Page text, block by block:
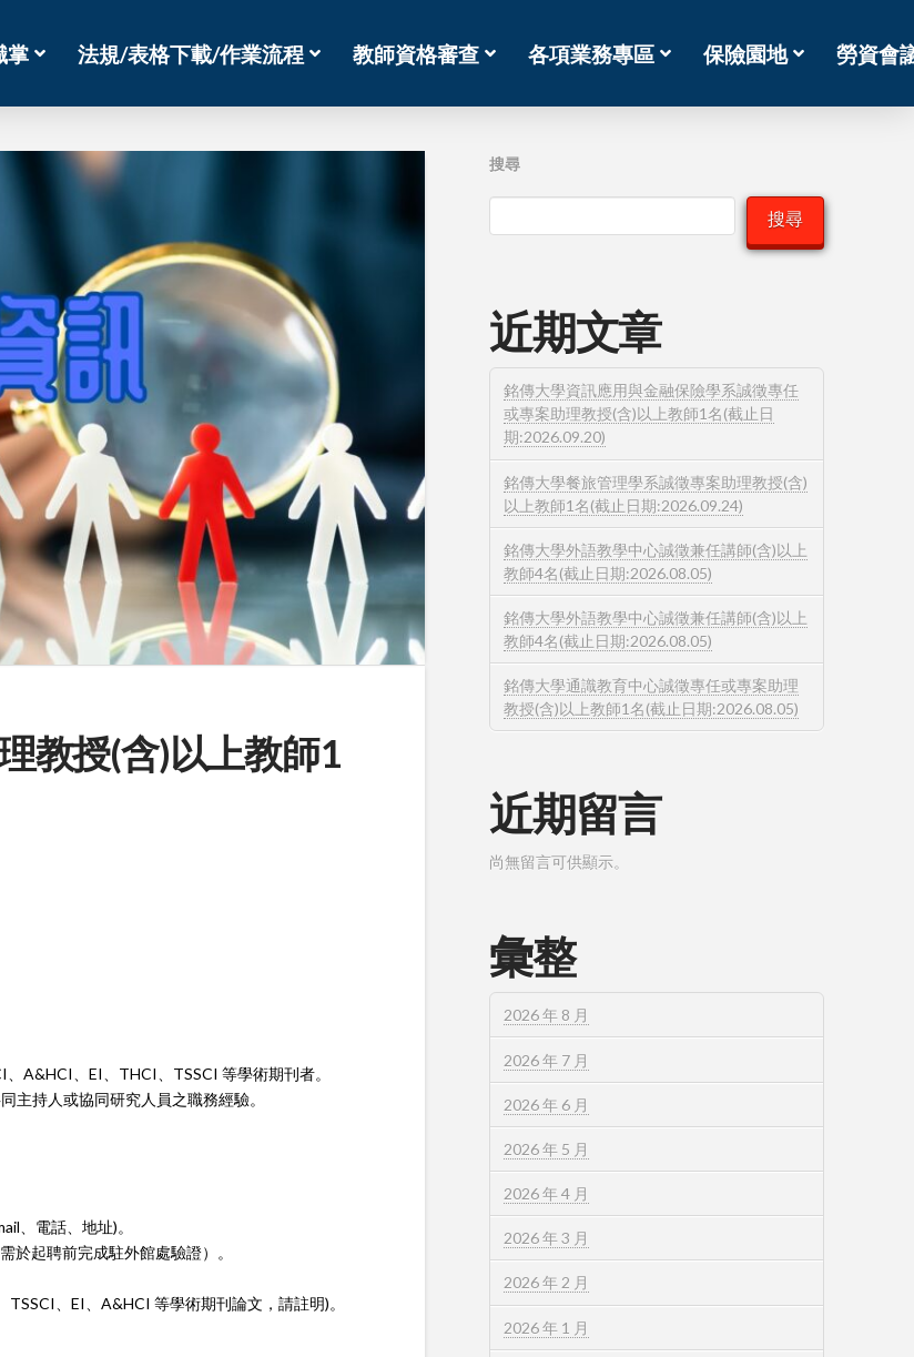
掌 法規/表格下載/作業流程 教師資格審查 各項業務專區 保險園地 勞資會
教授(含)以上教師1
A&HCI、EI、THCI、TSSCI 等學術期刊者。
主持人或協同研究人員之職務經驗。
、電話、地址)。
於起聘前完成駐外館處驗證）。
TSSCI、EI、A&HCI 等學術期刊論文，請註明)。
搜尋
搜尋
近期文章
銘傳大學資訊應用與金融保險學系誠徵專任
或專案助理教授(含)以上教師1名(截止日
期:2026.09.20)
銘傳大學餐旅管理學系誠徵專案助理教授(含)
以上教師1名(截止日期:2026.09.24)
銘傳大學外語教學中心誠徵兼任講師(含)以上
教師4名(截止日期:2026.08.05)
銘傳大學外語教學中心誠徵兼任講師(含)以上
教師4名(截止日期:2026.08.05)
銘傳大學通識教育中心誠徵專任或專案助理
教授(含)以上教師1名(截止日期:2026.08.05)
近期留言
尚無留言可供顯示。
彙整
2026 年 8 月
2026 年 7 月
2026 年 6 月
2026 年 5 月
2026 年 4 月
2026 年 3 月
2026 年 2 月
2026 年 1 月